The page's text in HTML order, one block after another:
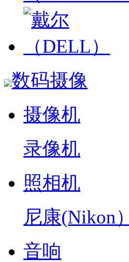
数码摄像
摄像机
录像机
照相机
尼康(Nikon）
音响